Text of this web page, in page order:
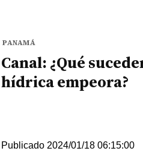
PANAMÁ
Canal: ¿Qué
hídrica empeora?
Publicado 2024/01/18 06:15:00